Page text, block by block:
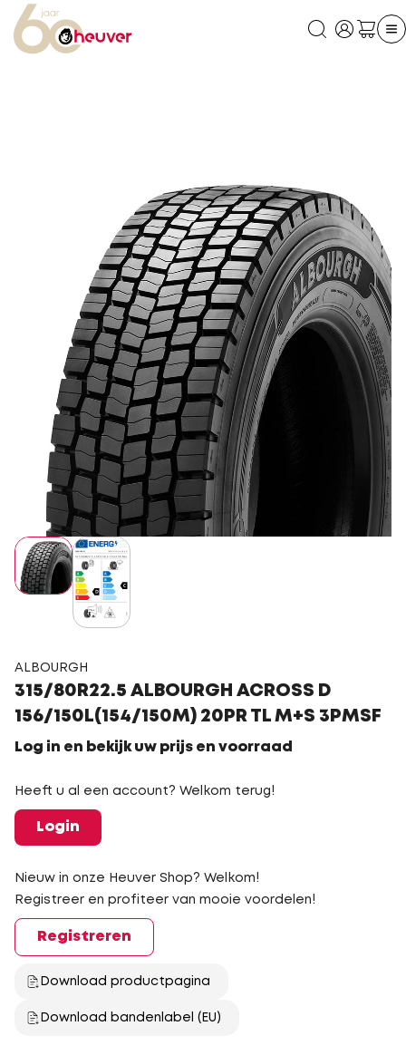
ALBOURGH
315/80R22.5 ALBOURGH ACROSS D
156/150L(154/150M) 20PR TL M+S 3PMSF
Log in en bekijk uw prijs en voorraad
Heeft u al een account? Welkom terug!
Login
Nieuw in onze Heuver Shop? Welkom!
Registreer en profiteer van mooie voordelen!
Registreren
Download productpagina
Download bandenlabel (EU)